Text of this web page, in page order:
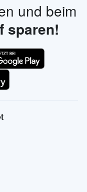
und beim
sparen!